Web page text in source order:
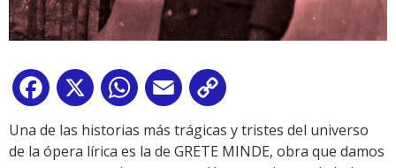
Facebook
X WhatsApp
Email
Link
Una de las historias más trágicas y tristes del universo
de la ópera lírica es la de GRETE MINDE, obra que damos